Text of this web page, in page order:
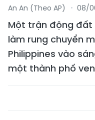
An An (Theo AP) 08/
Một trận động đất
làm rung chuyển
Philippines vào
một thành phố